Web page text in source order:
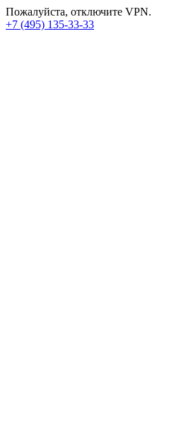
Пожалуйста, отключите VPN.
+7 (495) 135-33-33